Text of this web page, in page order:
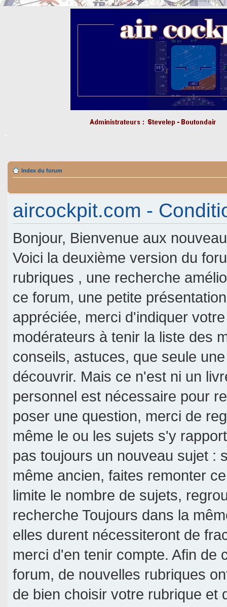
Index du forum
aircockpit.com -
Bonjour, Bienvenue aux
Voici la deuxième version du
rubriques , une recherche
ce forum, une petite
appréciée, merci d'indiquer
modérateurs à tenir la liste des
conseils, astuces, que seule
découvrir. Mais ce n'est ni un
personnel est nécessaire pour
poser une question, merci de
même le ou les sujets s'y
pas toujours un nouveau sujet :
même ancien, faites remonter
limite le nombre de sujets,
recherche Toujours dans la
elles durent nécessiteront de
merci d'en tenir compte. Afin de
forum, de nouvelles rubriques
de bien choisir votre rubrique et